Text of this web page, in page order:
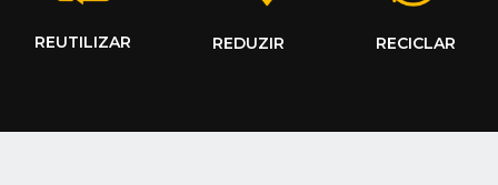
REUTILIZAR REDUZIR RECICLAR